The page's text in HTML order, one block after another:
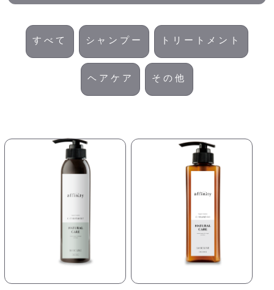
すべて シャンプー トリートメント
ヘアケア その他